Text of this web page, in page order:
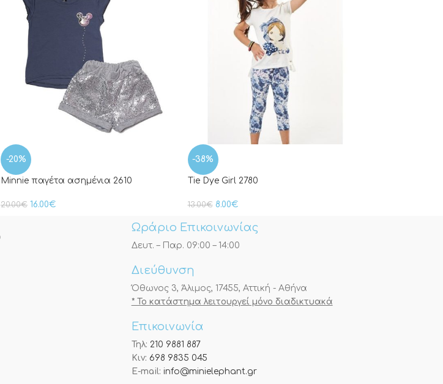
-20%
Minnie παγέτα ασημένια 2610
20.00€ 16.00€
-38%
Tie Dye Girl 2780
13.00€ 8.00€
Ωράριο Επικοινωνίας
Δευτ. – Παρ. 09:00 – 14:00
Διεύθυνση
Όθωνος 3, Άλιμος, 17455, Αττική - Αθήνα
* Το κατάστημα λειτουργεί μόνο διαδικτυακά
Επικοινωνία
Τηλ: 210 9881 887
Κιν: 698 9835 045
E-mail: info@minielephant.gr